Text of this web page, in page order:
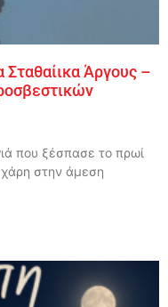
Άργους –
που ξέσπασε το πρωί
στην άμεση